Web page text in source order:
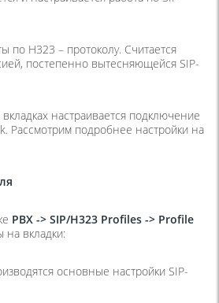
по H323 – протоколу. Считается
постепенно вытесняющейся SIP-
настраивается подключение
Рассмотрим подробнее настройки на
PBX -> SIP/H323 Profiles -> Profile
на вкладки:
основные настройки SIP-